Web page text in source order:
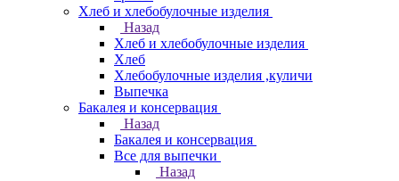
Хлеб и хлебобулочные изделия
Назад
Хлеб и хлебобулочные изделия
Хлеб
Хлебобулочные изделия ,куличи
Выпечка
Бакалея и консервация
Назад
Бакалея и консервация
Все для выпечки
Назад